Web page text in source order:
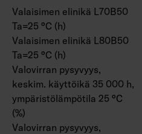
Valaisimen elinikä L70B50
Ta=25 °C (h)
Valaisimen elinikä L80B50
Ta=25 °C (h)
Valovirran pysyvyys,
keskim. käyttöikä 35 000 h,
ympäristölämpötila 25 °C
(%)
Valovirran pysyvyys,